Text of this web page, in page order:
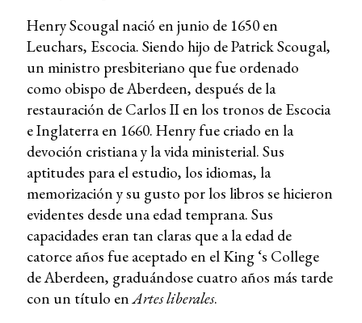
Henry Scougal nació en junio de 1650 en
Leuchars, Escocia. Siendo hijo de Patrick Scougal,
un ministro presbiteriano que fue ordenado
como obispo de Aberdeen, después de la
restauración de Carlos II en los tronos de Escocia
e Inglaterra en 1660. Henry fue criado en la
devoción cristiana y la vida ministerial. Sus
aptitudes para el estudio, los idiomas, la
memorización y su gusto por los libros se hicieron
evidentes desde una edad temprana. Sus
capacidades eran tan claras que a la edad de
catorce años fue aceptado en el King ‘s College
de Aberdeen, graduándose cuatro años más tarde
con un título enArtes liberales.